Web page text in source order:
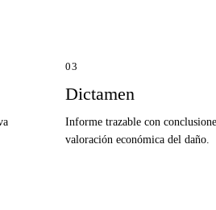
03
Dictamen
Informe trazable con
valoración económica del daño.